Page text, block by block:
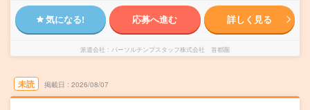
気になる! 応募へ進む 詳しく見る
派遣会社 パーソルテンプスタッフ株式会社 首都圏
未読 掲載日 2026/08/07